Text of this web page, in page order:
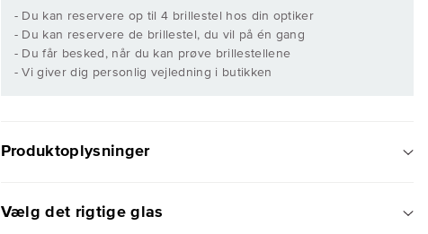
- Du kan reservere op til 4 brillestel hos din optiker
- Du kan reservere de brillestel, du vil på én gang
- Du får besked, når du kan prøve brillestellene
- Vi giver dig personlig vejledning i butikken
Produktoplysninger
Vælg det rigtige glas